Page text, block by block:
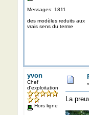
Messages: 1811
des modèles reduits aux
vrais sens du terme
yvon
Chef
d'exploitation
Hors ligne
«
La